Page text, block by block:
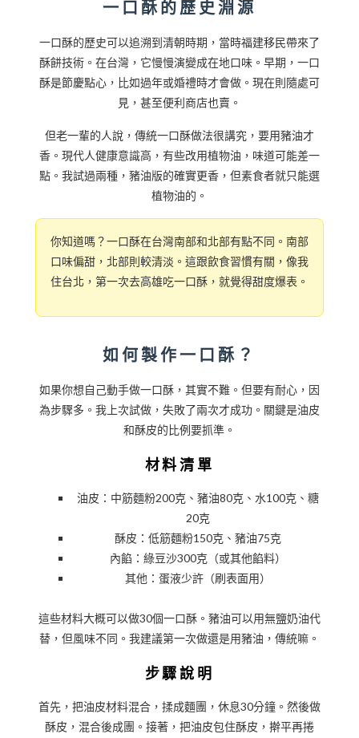
一口酥的歷史淵源
一口酥的歷史可以追溯到清朝時期，當時福建移民帶來了
酥餅技術。在台灣，它慢慢演變成在地口味。早期，一口
酥是節慶點心，比如過年或婚禮時才會做。現在則隨處可
見，甚至便利商店也賣。
但老一輩的人說，傳統一口酥做法很講究，要用豬油才
香。現代人健康意識高，有些改用植物油，味道可能差一
點。我試過兩種，豬油版的確實更香，但素食者就只能選
植物油的。
你知道嗎？一口酥在台灣南部和北部有點不同。南部
口味偏甜，北部則較清淡。這跟飲食習慣有關，像我
住台北，第一次去高雄吃一口酥，就覺得甜度爆表。
如何製作一口酥？
如果你想自己動手做一口酥，其實不難。但要有耐心，因
為步驟多。我上次試做，失敗了兩次才成功。關鍵是油皮
和酥皮的比例要抓準。
材料清單
油皮：中筋麵粉200克、豬油80克、水100克、糖
20克
酥皮：低筋麵粉150克、豬油75克
內餡：綠豆沙300克（或其他餡料）
其他：蛋液少許（刷表面用）
這些材料大概可以做30個一口酥。豬油可以用無鹽奶油代
替，但風味不同。我建議第一次做還是用豬油，傳統嘛。
步驟說明
首先，把油皮材料混合，揉成麵團，休息30分鐘。然後做
酥皮，混合後成團。接著，把油皮包住酥皮，擀平再捲